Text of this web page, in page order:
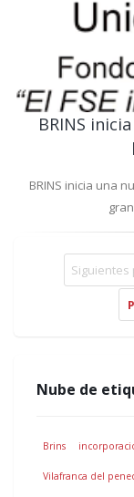
BRINS
BRINS inicia una
Siguientes
Nube de
Brins
Vilafranca del